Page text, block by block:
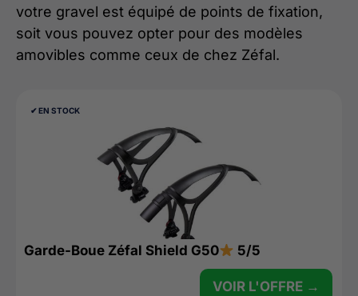
votre gravel est équipé de points de fixation,
soit vous pouvez opter pour des modèles
amovibles comme ceux de chez Zéfal.
✔︎ EN STOCK
Garde-Boue Zéfal Shield G50 5/5
VOIR L'OFFRE →